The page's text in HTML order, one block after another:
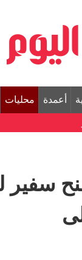
أعمدة محليات
سفير